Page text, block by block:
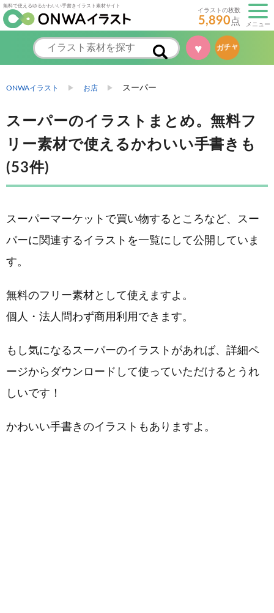
無料で使えるゆるかわいい手書きイラスト素材サイト
イラストの枚数
5,890点 メニュー
♥ ガチャ
ONWAイラスト お店 スーパー
スーパーのイラストまとめ。無料フ
リー素材で使えるかわいい手書きも
(53件)
スーパーマーケットで買い物するところなど、スー
パーに関連するイラストを一覧にして公開していま
す。
無料のフリー素材として使えますよ。
個人・法人問わず商用利用できます。
もし気になるスーパーのイラストがあれば、詳細ペ
ージからダウンロードして使っていただけるとうれ
しいです！
かわいい手書きのイラストもありますよ。